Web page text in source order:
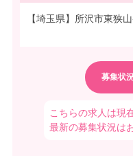
【埼玉県】所沢市東狭
こちらの求人は現
最新の募集状況は